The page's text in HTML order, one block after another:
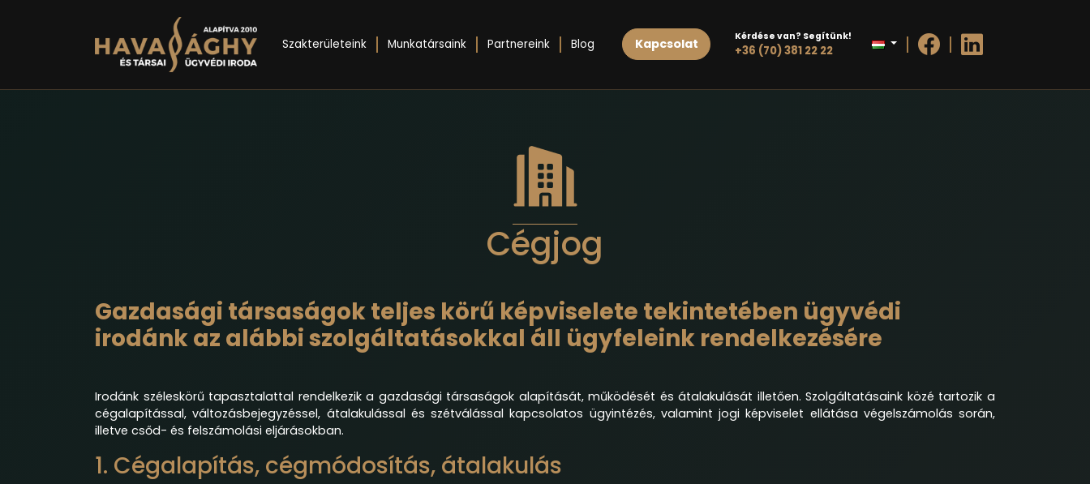
Szakterületeink Munkatársaink Partnereink Blog Kapcsolat Kérdése van? Segítünk!
+36 (70) 381 22 22
Cégjog
Gazdasági társaságok teljes körű képviselete tekintetében ügyvédi
irodánk az alábbi szolgáltatásokkal áll ügyfeleink rendelkezésére
Irodánk széleskörű tapasztalattal rendelkezik a gazdasági társaságok alapítását, működését és átalakulását illetően. Szolgáltatásaink közé tartozik a
cégalapítással, változásbejegyzéssel, átalakulással és szétválással kapcsolatos ügyintézés, valamint jogi képviselet ellátása végelszámolás során,
illetve csőd- és felszámolási eljárásokban.
1. Cégalapítás, cégmódosítás, átalakulás